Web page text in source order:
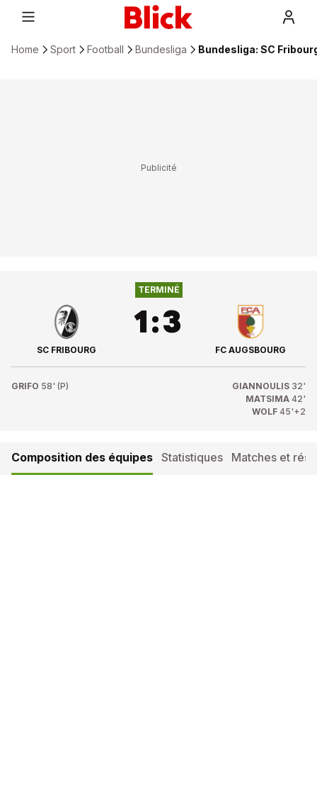
Home Sport Football Bundesliga Bundesliga: SC
1:3
SC FRIBOURG
TERMINÉ
1:3
FC AUGSBOURG
GRIFO 58' (P) GIANNOULIS 32'
MATSIMA 42'
WOLF 45'+2
Composition des équipes Statistiques Matches et